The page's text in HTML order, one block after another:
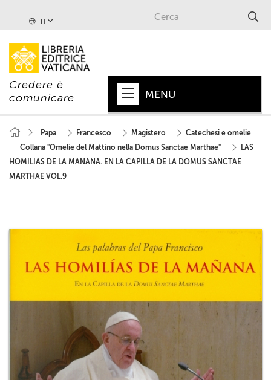
IT
Credere è
comunicare
MENU
+
PAPA
+
MONDO
+
COLLANE
RIVISTE
+
CEI
AUTORI VARI
Papa Francesco Magistero
Catechesi e omelie
Collana "Omelie del Mattino nella Domus Sanctae Marthae"
LAS
HOMILIAS DE LA MANANA. EN LA CAPILLA DE LA DOMUS SANCTAE
MARTHAE VOL.9